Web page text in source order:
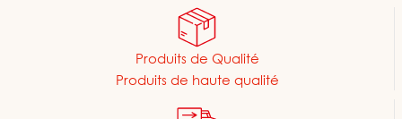
Produits de Qualité
Produits de haute qualité